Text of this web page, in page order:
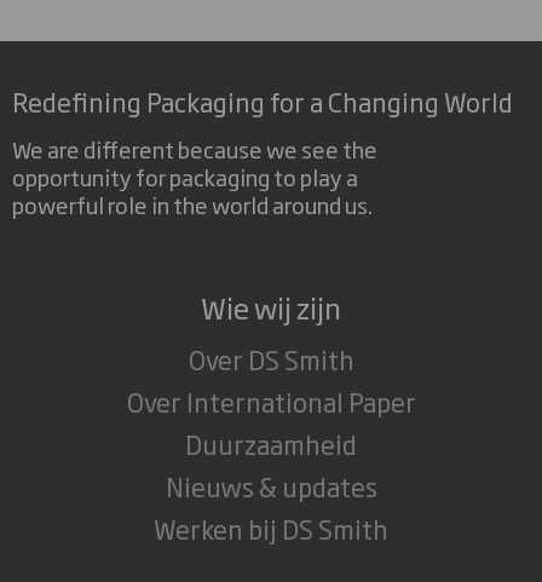
Redefining Packaging for a Changing World
We are different because we see the
opportunity for packaging to play a
powerful role in the world around us.
Wie wij zijn
Over DS Smith
Over International Paper
Duurzaamheid
Nieuws & updates
Werken bij DS Smith